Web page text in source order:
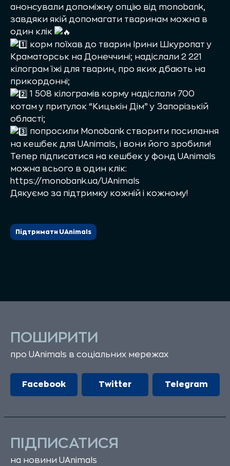
анонсували допоміжну опцію від monobank,
завдяки якій допомагати тваринам можна в
один клік
корм поїхав до тварин Ірини Шкуропат у
Краматорськ на Донеччині; надіслали 2 221
кілограм їжі для тварин, про яких дбають на
прикордонні;
1 508 кілограмів корму надіслали 700
котам у притулок “Кицькін Дім” у Запорізькій
області;
попросили Monobank створити посилання
на кешбек для UAnimals, і вони його зробили!
Тепер підписатися на кешбек у фонд UAnimals
можна всього в один клік:
https://monobank.ua/UAnimals
Дякуємо за підтримку кожній і кожному!
Підтримати UAnimals
ПОШИРИТИ
про UAnimals в соціальних мережах
Facebook Twitter Telegram
ПІДПИСАТИСЯ
на новини UAnimals